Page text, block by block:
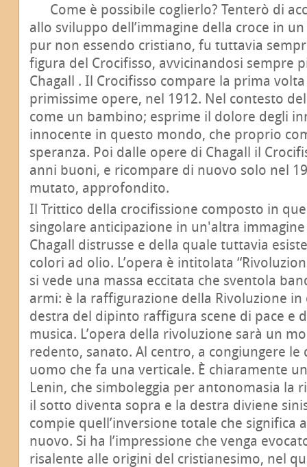
Come è possibile coglierlo? Tenterò di
allo sviluppo dell’immagine della croce in
pur non essendo cristiano, fu tuttavia
figura del Crocifisso, avvicinandosi sempre
Chagall . Il Crocifisso compare la prima
primissime opere, nel 1912. Nel contesto
come un bambino; esprime il dolore degli
innocente in questo mondo, che proprio
speranza. Poi dalle opere di Chagall il
anni buoni, e ricompare di nuovo solo nel
mutato, approfondito.
Il Trittico della crocifissione composto in
singolare anticipazione in un'altra
Chagall distrusse e della quale tuttavia
colori ad olio. L’opera è intitolata
si vede una massa eccitata che sventola
armi: è la raffigurazione della Rivoluzione
destra del dipinto raffigura scene di pace e
musica. L’opera della rivoluzione sarà un
redento, sanato. Al centro, a congiungere le
uomo che fa una verticale. È chiaramente
Lenin, che simboleggia per antonomasia la
il sotto diventa sopra e la destra diviene
compie quell’inversione totale che significa
nuovo. Si ha l’impressione che venga
risalente alle origini del cristianesimo, nel